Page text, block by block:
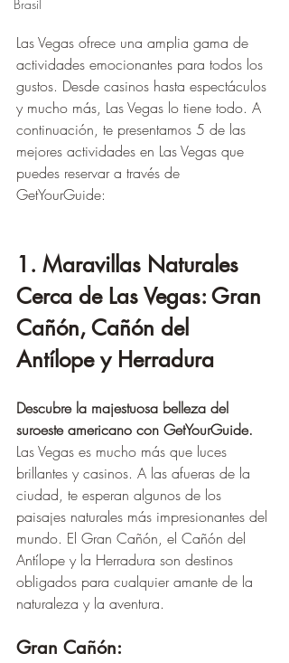
Brasil
Las Vegas ofrece una amplia gama de
actividades emocionantes para todos los
gustos. Desde casinos hasta espectáculos
y mucho más, Las Vegas lo tiene todo. A
continuación, te presentamos 5 de las
mejores actividades en Las Vegas que
puedes reservar a través de
GetYourGuide:
1. Maravillas Naturales
Cerca de Las Vegas: Gran
Cañón, Cañón del
Antílope y Herradura
Descubre la majestuosa belleza del
suroeste americano con GetYourGuide.
Las Vegas es mucho más que luces
brillantes y casinos. A las afueras de la
ciudad, te esperan algunos de los
paisajes naturales más impresionantes del
mundo. El Gran Cañón, el Cañón del
Antílope y la Herradura son destinos
obligados para cualquier amante de la
naturaleza y la aventura.
Gran Cañón: